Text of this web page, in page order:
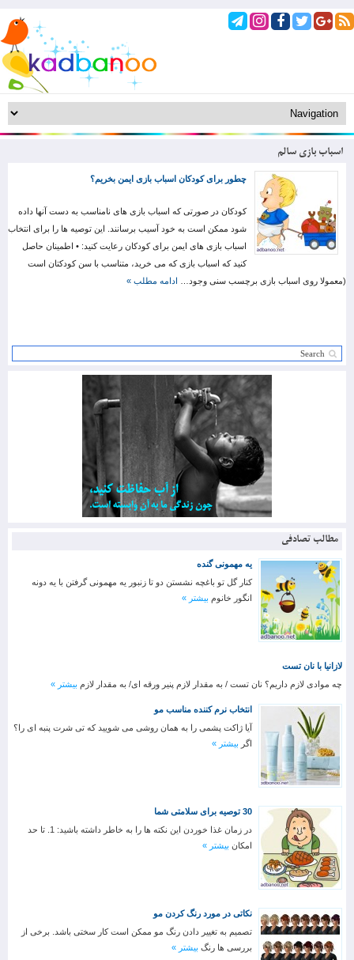
اسباب بازی سالم
چطور برای کودکان اسباب بازی ایمن بخریم؟
کودکان در صورتی که اسباب بازی های نامناسب به دست آنها داده
شود ممکن است به خود آسیب برسانند. این توصیه ها را برای انتخاب
اسباب بازی های ایمن برای کودکان رعایت کنید: • اطمینان حاصل
کنید که اسباب بازی که می خرید، متناسب با سن کودکتان است
(معمولا روی اسباب بازی برچسب سنی وجود… ادامه مطلب »
مطالب تصادفی
یه مهمونی گنده
کنار گل تو باغچه نشستن دو تا زنبور یه مهمونی گرفتن با یه دونه
انگور خانوم بیشتر »
لازانیا با نان تست
چه موادی لازم داریم؟ نان تست / به مقدار لازم پنیر ورقه ای/ به مقدار لازم بیشتر »
انتخاب نرم کننده مناسب مو
آیا ژاکت پشمی را به همان روشی می شویید که تی شرت پنبه ای را؟
اگر بیشتر »
30 توصیه برای سلامتی شما
در زمان غذا خوردن این نکته ها را به خاطر داشته باشید: 1. تا حد
امکان بیشتر »
نکاتی در مورد رنگ کردن مو
تصمیم به تغییر دادن رنگ مو ممکن است کار سختی باشد. برخی از
بررسی ها رنگ بیشتر »